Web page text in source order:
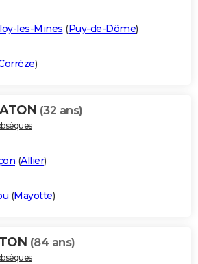
les-Mines (Puy-de-Dôme)
)
(32 ans)
(Allier)
(Mayotte)
(84 ans)